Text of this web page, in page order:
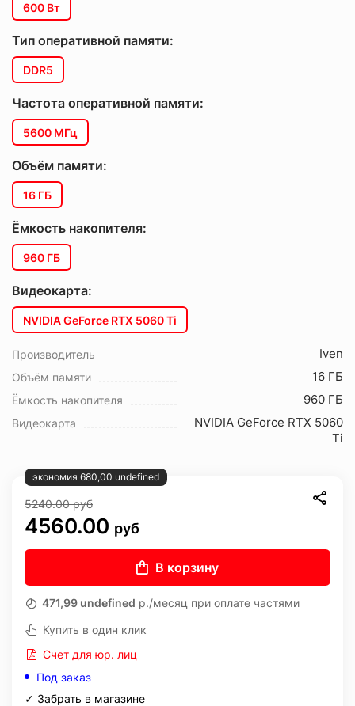
600 Вт
Тип оперативной памяти:
DDR5
Частота оперативной памяти:
5600 МГц
Объём памяти:
16 ГБ
Ёмкость накопителя:
960 ГБ
Видеокарта:
NVIDIA GeForce RTX 5060 Ti
Производитель Iven
Объём памяти 16 ГБ
Ёмкость накопителя 960 ГБ
Видеокарта
NVIDIA GeForce RTX 5060
Ti
экономия 680,00 undefined
5240.00руб
4560.00 руб
В корзину
471,99 undefined р./месяц при оплате частями
Купить в один клик
Счет для юр. лиц
Под заказ
✓ Забрать в магазине